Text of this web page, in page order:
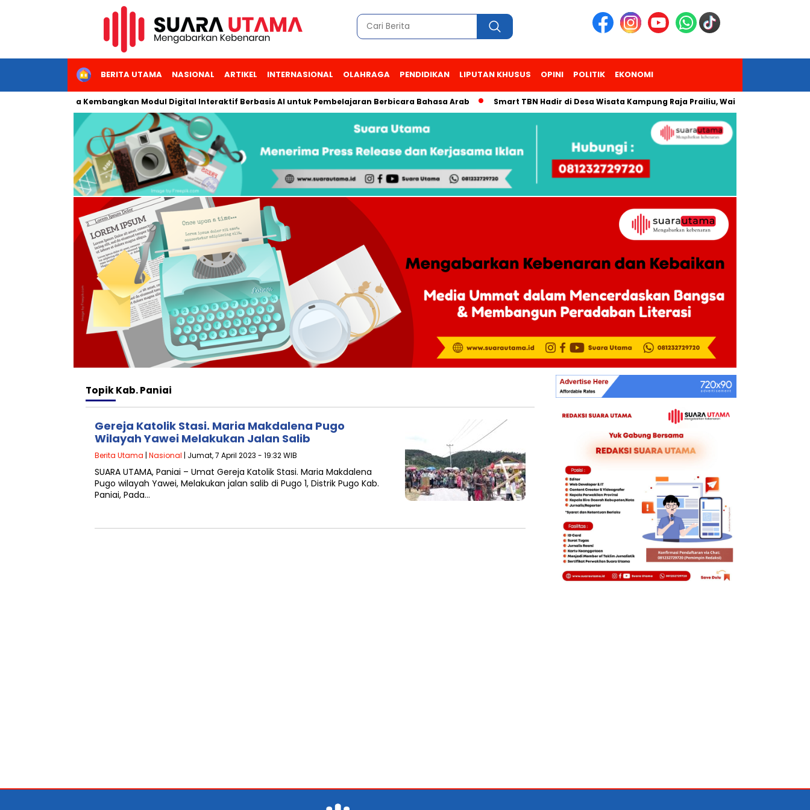
HOMEBERITA UTAMA NASIONAL ARTIKEL INTERNASIONAL OLAHRAGA PENDIDIKAN LIPUTAN KHUSUS OPINI POLITIK EKONOMI
Negeri Jakarta Kembangkan Modul Digital Interaktif Berbasis AI untuk Pembelajaran Berbicara Bahasa Arab Smart TBN Hadir di Desa Wisata Kampung Raja Prailiu, Waingapu!
TopikKab. Paniai
Gereja Katolik Stasi. Maria Makdalena Pugo
Wilayah Yawei Melakukan Jalan Salib
Berita Utama | Nasional | Jumat, 7 April 2023 - 19:32 WIB
SUARA UTAMA, Paniai – Umat Gereja Katolik Stasi. Maria Makdalena
Pugo wilayah Yawei, Melakukan jalan salib di Pugo 1, Distrik Pugo Kab.
Paniai, Pada…